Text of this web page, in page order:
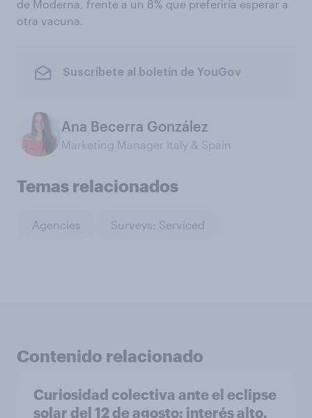
de Moderna, frente a un 8% que preferiría esperar a
otra vacuna.
Suscríbete al boletín de YouGov
Ana Becerra González
Marketing Manager Italy & Spain
Temas relacionados
Agencies Surveys: Serviced
Contenido relacionado
Curiosidad colectiva ante el eclipse
solar del 12 de agosto: interés alto,